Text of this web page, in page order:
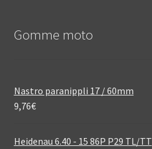
Gomme moto
Nastro paranippli 17 / 60mm
9,76€
Heidenau 6.40 - 15 86P P29 TL/TT